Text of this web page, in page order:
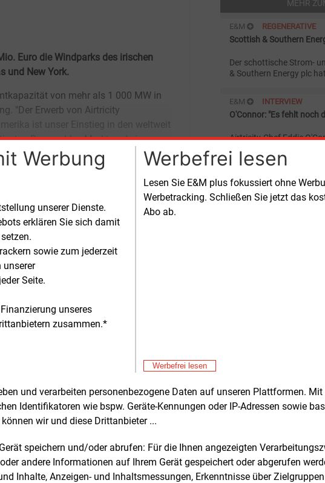
Werbung
unserer Dienste.
erklären Sie sich damit
sowie zum jederzeit
unserer
Seite.
unseres
zusammen.*
Werbefrei lesen
Lesen Sie E&M plus fokussiert ohne
Werbetracking. Schließen Sie jetzt das
Abo ab.
Werbefrei lesen
und verarbeiten personenbezogene Daten auf unseren Plattformen.
Identifikatoren wie bspw. Geräte-Kennungen oder IP-Adressen sowie
wir und diese Drittanbieter ...
speichern und/oder abrufen: Für die Ihnen angezeigten
andere Informationen auf Ihrem Gerät gespeichert oder abgerufen
Inhalte, Anzeigen- und Inhaltsmessungen, Erkenntnisse über
Euro die Windparks des irischen
und New York.
Schritt
MEHR
E&M REGENERATIVE
Scottish & Southern
Der schottische Strom-
& Southern Energy plc
E&M INTERVIEW
O'Connor: "Es fehlt noch
Airtricity-Chef Eddie O'Connor baut trotz aller
Windkraft - in Europa
E&M UNTERNEHMEN
Eon gründet neue
und weitere Nachrichten lesen?
SieE&M
kostenlos
unverbindlich
Login für Kunden